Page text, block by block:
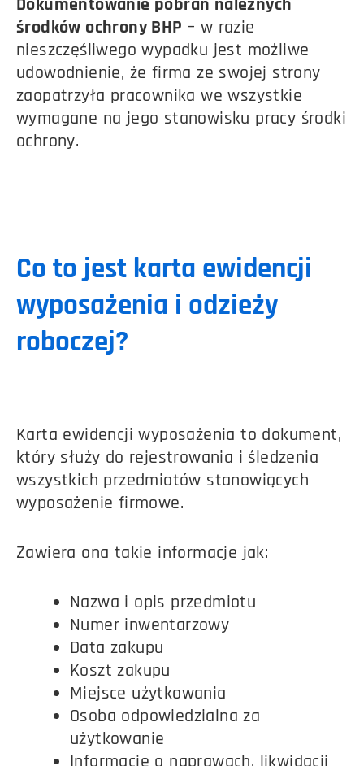
Dokumentowanie pobrań należnych
środków ochrony BHP – w razie
nieszczęśliwego wypadku jest możliwe
udowodnienie, że firma ze swojej strony
zaopatrzyła pracownika we wszystkie
wymagane na jego stanowisku pracy środki
ochrony.
Co to jest karta ewidencji
wyposażenia i odzieży
roboczej?
Karta ewidencji wyposażenia to dokument,
który służy do rejestrowania i śledzenia
wszystkich przedmiotów stanowiących
wyposażenie firmowe.
Zawiera ona takie informacje jak:
Nazwa i opis przedmiotu
Numer inwentarzowy
Data zakupu
Koszt zakupu
Miejsce użytkowania
Osoba odpowiedzialna za
użytkowanie